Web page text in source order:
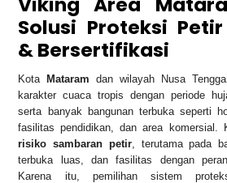
Solusi Proteksi
& Bersertifikasi
KotaMataram dan wilayah Nusa
karakter cuaca tropis dengan periode
serta banyak bangunan terbuka seperti
fasilitas pendidikan, dan area komersial.
risiko sambaran petir, terutama pada
terbuka luas, dan fasilitas dengan
Karena itu, pemilihan sistem